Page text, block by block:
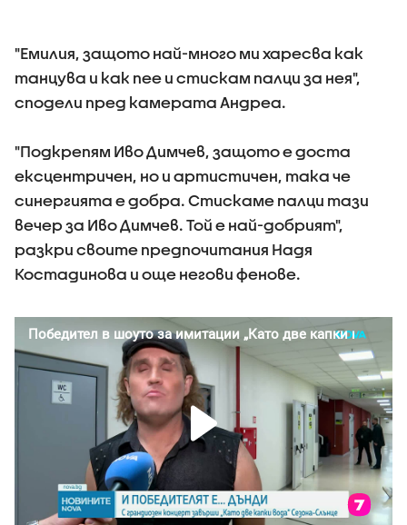
"Емилия, защото най-много ми харесва как
танцува и как пее и стискам палци за нея",
сподели пред камерата Андреа.
"Подкрепям Иво Димчев, защото е доста
ексцентричен, но и артистичен, така че
синергията е добра. Стискаме палци тази
вечер за Иво Димчев. Той е най-добрият",
разкри своите предпочитания Надя
Костадинова и още негови фенове.